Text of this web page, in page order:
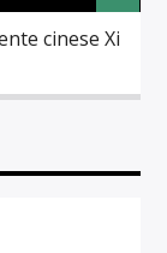
cinese Xi